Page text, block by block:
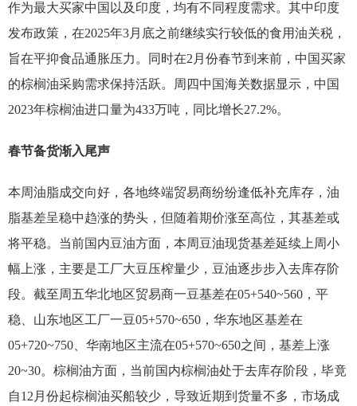
作为最大买家中国以及印度，均有不同程度需求。其中印度
发布政策，在2025年3月底之前继续实行较低的食用油关税，
旨在平抑食品通胀压力。同时在2月份春节到来前，中国买家
的棕榈油采购需求保持活跃。周四中国海关数据显示，中国
2023年棕榈油进口量为433万吨，同比增长27.2%。
春节备货渐入尾声
本周油脂成交向好，各地终端贸易商纷纷逢低补充库存，油
脂基差呈稳中趋涨的势头，但随着期价涨至高位，其基差或
将平稳。当前国内豆油方面，本周豆油现货基差延续上周小
幅上涨，主要是工厂大豆压榨量少，豆油逐步步入去库存阶
段。截至周五华北地区贸易商一豆基差在05+540~560，平
稳、山东地区工厂一豆05+570~650，华东地区基差在
05+720~750、华南地区主流在05+570~650之间，基差上涨
20~30。棕榈油方面，当前国内棕榈油处于去库存阶段，毕竟
自12月份起棕榈油买船较少，导致近期到货量不多，市场成